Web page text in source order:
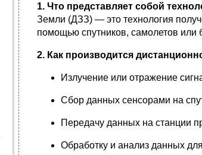
1. Что представляет собой
Земли (ДЗЗ) — это технология
помощью спутников, самолетов или
2. Как производится
Излучение или отражение
Сбор данных сенсорами на
Передачу данных на станции
Обработку и анализ данных